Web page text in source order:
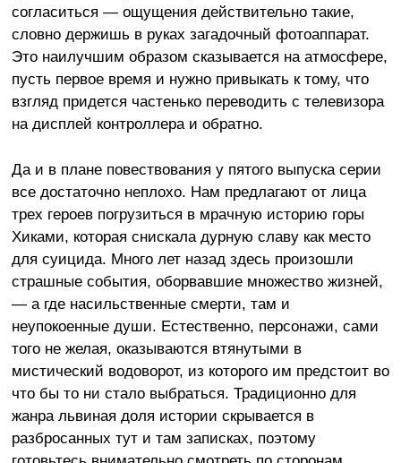
согласиться — ощущения действительно такие,
словно держишь в руках загадочный фотоаппарат.
Это наилучшим образом сказывается на атмосфере,
пусть первое время и нужно привыкать к тому, что
взгляд придется частенько переводить с телевизора
на дисплей контроллера и обратно.
Да и в плане повествования у пятого выпуска серии
все достаточно неплохо. Нам предлагают от лица
трех героев погрузиться в мрачную историю горы
Хиками, которая снискала дурную славу как место
для суицида. Много лет назад здесь произошли
страшные события, оборвавшие множество жизней,
— а где насильственные смерти, там и
неупокоенные души. Естественно, персонажи, сами
того не желая, оказываются втянутыми в
мистический водоворот, из которого им предстоит во
что бы то ни стало выбраться. Традиционно для
жанра львиная доля истории скрывается в
разбросанных тут и там записках, поэтому